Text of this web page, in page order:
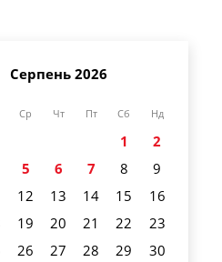
Серпень 2026
Ср Чт Пт Сб Нд
1
2
5 6 7 8
9
12 13 14 15
16
19 20 21 22
23
26 27 28 29
30